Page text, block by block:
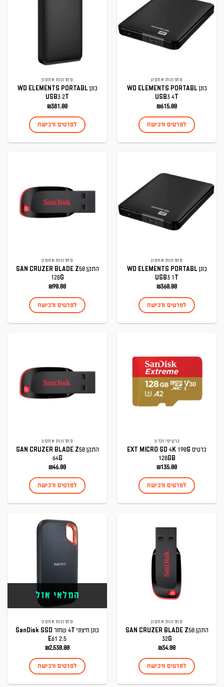
פתרונות אחסון
כונן WD ELEMENTS PORTABL
USB3 4T
₪615.00
לפרטים ורכישה
פתרונות אחסון
כונן WD ELEMENTS PORTABL
USB3 2T
₪381.00
לפרטים ורכישה
פתרונות אחסון
כונן WD ELEMENTS PORTABL
USB3 1T
₪360.00
לפרטים ורכישה
פתרונות אחסון
התקן SAN CRUZER BLADE Z50
128G
₪90.00
לפרטים ורכישה
כרטיסי זכרון
כרטיס EXT MICRO SD 4K 190S
128GB
₪135.00
לפרטים ורכישה
פתרונות אחסון
התקן SAN CRUZER BLADE Z50
64G
₪46.00
לפרטים ורכישה
פתרונות אחסון
התקן SAN CRUZER BLADE Z50
32G
₪34.00
לפרטים ורכישה
המלאי אזל
פתרונות אחסון
כונן חיצוני 4T שחור SanDisk SSD
E61 2.5
₪2,530.00
לפרטים ורכישה